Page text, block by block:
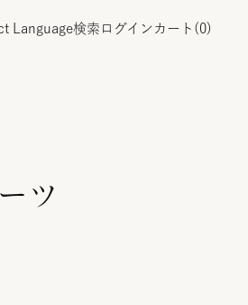
Language検索 ログイン カート( 0)
ツ